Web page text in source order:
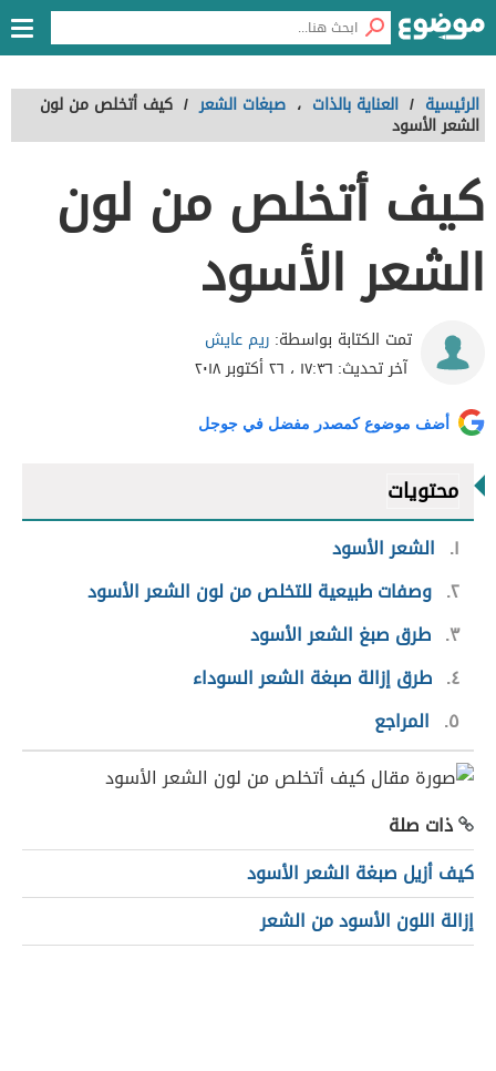
الرئيسية / العناية بالذات ، صبغات الشعر / كيف أتخلص من لون
الشعر الأسود
كيف أتخلص من لون
الشعر الأسود
تمت الكتابة بواسطة: ريم عايش
آخر تحديث: ١٧:٣٦ ، ٢٦ أكتوبر ٢٠١٨
أضف موضوع كمصدر مفضل في جوجل
محتويات
١
الشعر الأسود
٢ وصفات طبيعية للتخلص من لون الشعر الأسود
٣ طرق صبغ الشعر الأسود
٤ طرق إزالة صبغة الشعر السوداء
٥
المراجع
ذات صلة
كيف أزيل صبغة الشعر الأسود
إزالة اللون الأسود من الشعر